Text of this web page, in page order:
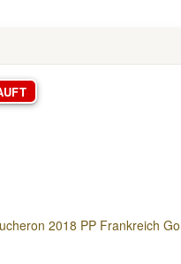
2018 PP Frankreich